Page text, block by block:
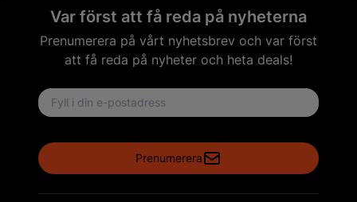
Var först att få reda på nyheterna
Prenumerera på vårt nyhetsbrev och var först
att få reda på nyheter och heta deals!
Email address
Prenumerera